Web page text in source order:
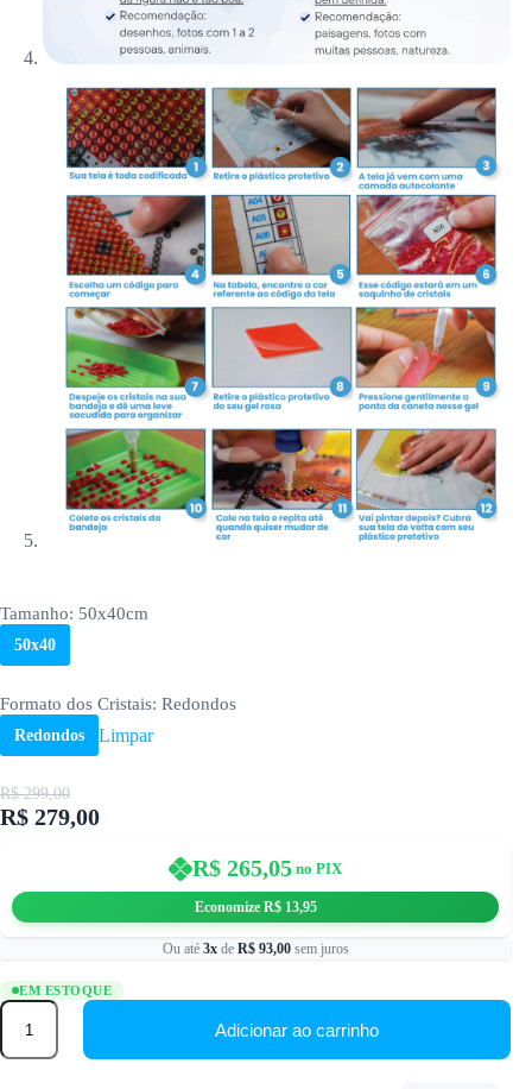
Tamanho: 50x40cm
50x40
Formato dos Cristais: Redondos
Redondos Limpar
R$299,00
O
R$ 299,00.
R$ 279,00
O
R$ 279,00.
R$ 265,05 no PIX
Economize R$13,95
Ou até 3xde R$93,00sem juros
EM ESTOQUE
50x40cm
Templo
Adicionar ao carrinho